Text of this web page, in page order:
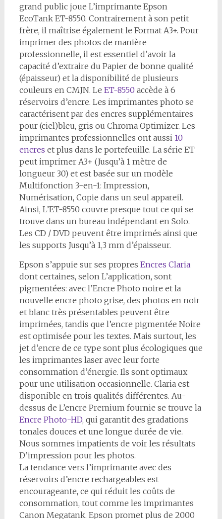
grand public joue L’imprimante Epson
EcoTank ET-8550. Contrairement à son petit
frère, il maîtrise également le Format A3+. Pour
imprimer des photos de manière
professionnelle, il est essentiel d’avoir la
capacité d’extraire du Papier de bonne qualité
(épaisseur) et la disponibilité de plusieurs
couleurs en CMJN. Le ET-8550 accède à 6
réservoirs d’encre. Les imprimantes photo se
caractérisent par des encres supplémentaires
pour (ciel)bleu, gris ou Chroma Optimizer. Les
imprimantes professionnelles ont aussi 10
encres et plus dans le portefeuille. La série ET
peut imprimer A3+ (Jusqu’à 1 mètre de
longueur 30) et est basée sur un modèle
Multifonction 3-en-1: Impression,
Numérisation, Copie dans un seul appareil.
Ainsi, L’ET-8550 couvre presque tout ce qui se
trouve dans un bureau indépendant en Solo.
Les CD / DVD peuvent être imprimés ainsi que
les supports Jusqu’à 1,3 mm d’épaisseur.
Epson s’appuie sur ses propres Encres Claria
dont certaines, selon L’application, sont
pigmentées: avec l’Encre Photo noire et la
nouvelle encre photo grise, des photos en noir
et blanc très présentables peuvent être
imprimées, tandis que l’encre pigmentée Noire
est optimisée pour les textes. Mais surtout, les
jet d’encre de ce type sont plus écologiques que
les imprimantes laser avec leur forte
consommation d’énergie. Ils sont optimaux
pour une utilisation occasionnelle. Claria est
disponible en trois qualités différentes. Au-
dessus de L’encre Premium fournie se trouve la
Encre Photo-HD, qui garantit des gradations
tonales douces et une longue durée de vie.
Nous sommes impatients de voir les résultats
D’impression pour les photos.
La tendance vers l’imprimante avec des
réservoirs d’encre rechargeables est
encourageante, ce qui réduit les coûts de
consommation, tout comme les imprimantes
Canon Megatank. Epson promet plus de 2000